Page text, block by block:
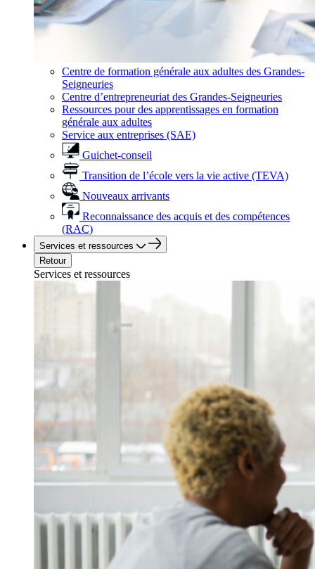
Centre de formation générale aux adultes des Grandes-
Seigneuries
Centre d’entrepreneuriat des Grandes-Seigneuries
Ressources pour des apprentissages en formation
générale aux adultes
Service aux entreprises (SAE)
Guichet-conseil
Transition de l’école vers la vie active (TEVA)
Nouveaux arrivants
Reconnaissance des acquis et des compétences
(RAC)
Services et ressources
Retour
Services et ressources